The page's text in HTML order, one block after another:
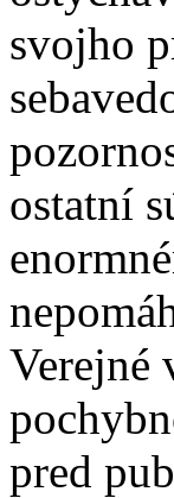
svojho
ostatní
Verejné
pred